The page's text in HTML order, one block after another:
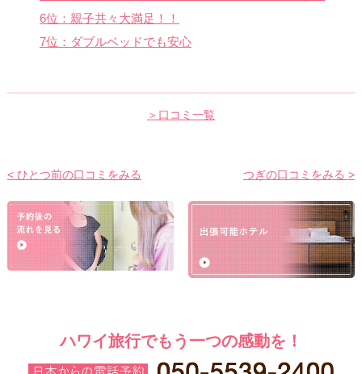
6位：親子共々大満足！！
7位：ダブルベッドでも安心
＞口コミ一覧
< ひとつ前の口コミをみる つぎの口コミをみる >
ハワイ旅行でもう一つの感動を！